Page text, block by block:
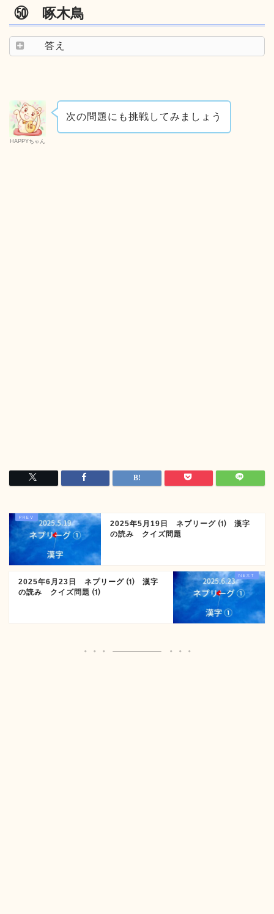
㊿ 啄木鳥
答え
HAPPYちゃん
次の問題にも挑戦してみましょう
2025年5月19日 ネプリーグ ⑴ 漢字
の読み クイズ問題
2025年6月23日 ネプリーグ ⑴ 漢字
の読み クイズ問題 ⑴